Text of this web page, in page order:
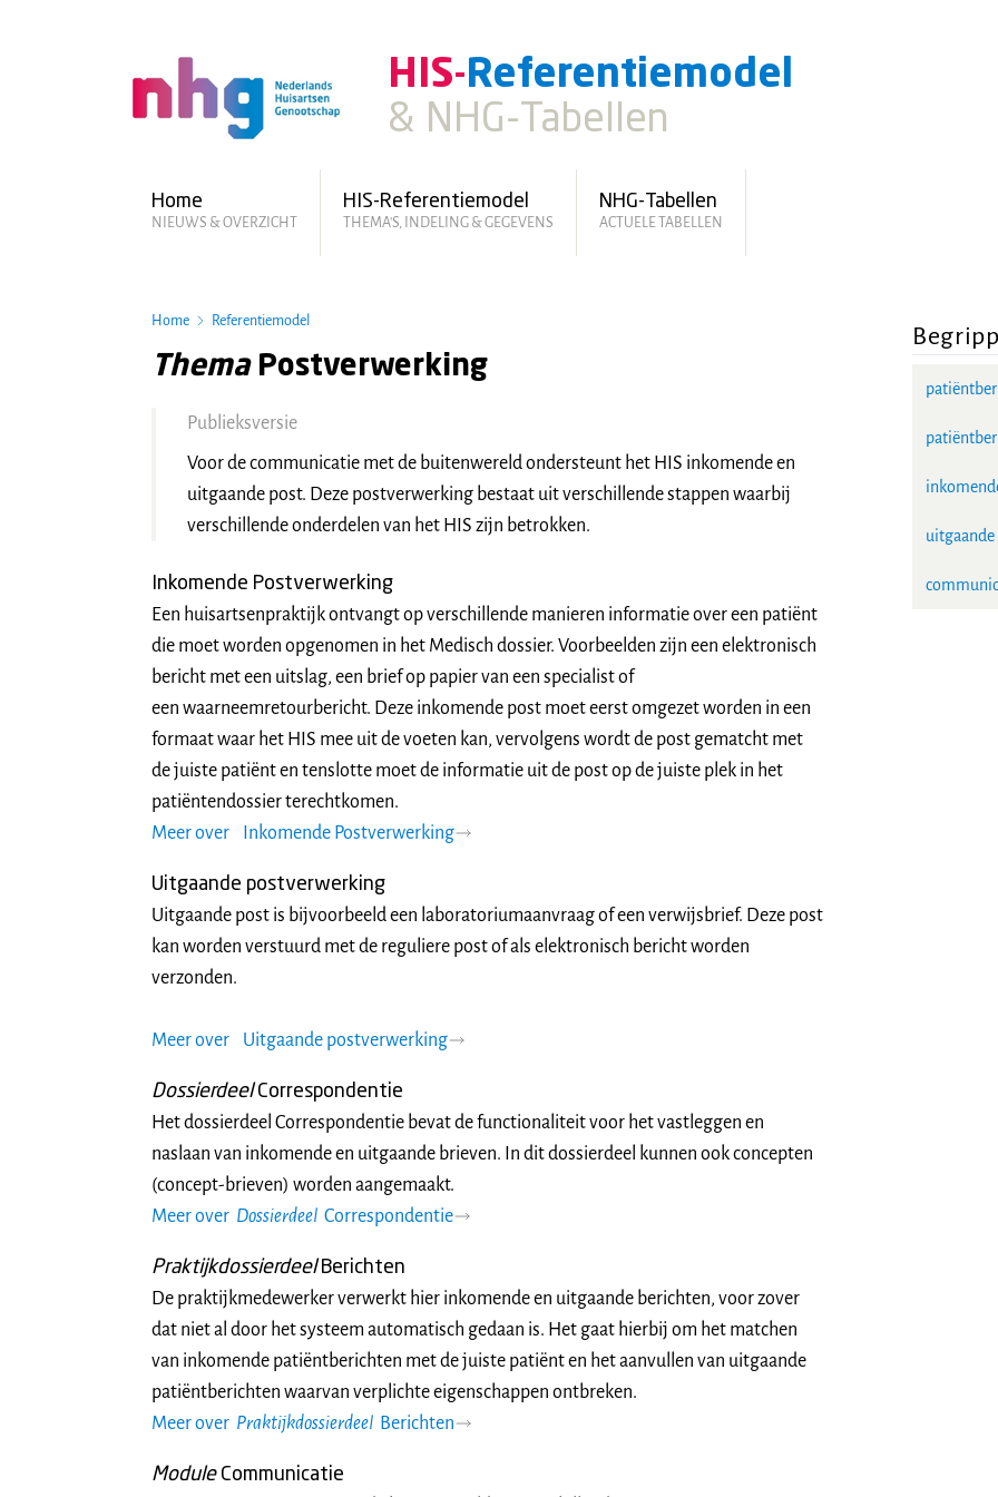
HIS-Referentiemodel
& NHG-Tabellen
Home
NIEUWS & OVERZICHT
HIS-Referentiemodel
THEMA'S, INDELING & GEGEVENS
NHG-Tabellen
ACTUELE TABELLEN
Home Referentiemodel
Thema Postverwerking
Publieksversie
Voor de communicatie met de buitenwereld ondersteunt het HIS inkomende en
uitgaande post. Deze postverwerking bestaat uit verschillende stappen waarbij
verschillende onderdelen van het HIS zijn betrokken.
Inkomende Postverwerking
Een huisartsenpraktijk ontvangt op verschillende manieren informatie over een patiënt
die moet worden opgenomen in het Medisch dossier. Voorbeelden zijn een elektronisch
bericht met een uitslag, een brief op papier van een specialist of
een waarneemretourbericht. Deze inkomende post moet eerst omgezet worden in een
formaat waar het HIS mee uit de voeten kan, vervolgens wordt de post gematcht met
de juiste patiënt en tenslotte moet de informatie uit de post op de juiste plek in het
patiëntendossier terechtkomen.
Meer over
Inkomende Postverwerking
Uitgaande postverwerking
Uitgaande post is bijvoorbeeld een laboratoriumaanvraag of een verwijsbrief. Deze post
kan worden verstuurd met de reguliere post of als elektronisch bericht worden
verzonden.
Meer over Uitgaande postverwerking
DossierdeelCorrespondentie
Het dossierdeel Correspondentie bevat de functionaliteit voor het vastleggen en
naslaan van inkomende en uitgaande brieven. In dit dossierdeel kunnen ook concepten
(concept-brieven) worden aangemaakt.
Meer over Dossierdeel Correspondentie
PraktijkdossierdeelBerichten
De praktijkmedewerker verwerkt hier inkomende en uitgaande berichten, voor zover
dat niet al door het systeem automatisch gedaan is. Het gaat hierbij om het matchen
van inkomende patiëntberichten met de juiste patiënt en het aanvullen van uitgaande
patiëntberichten waarvan verplichte eigenschappen ontbreken.
Meer over Praktijkdossierdeel Berichten
ModuleCommunicatie